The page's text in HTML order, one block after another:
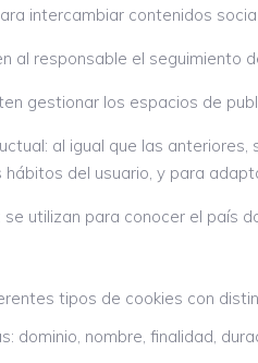
intercambiar contenidos
al responsable el seguimiento
gestionar los espacios de
al igual que las
del usuario, y para
utilizan para conocer el país
tipos de cookies con
dominio, nombre, finalidad,